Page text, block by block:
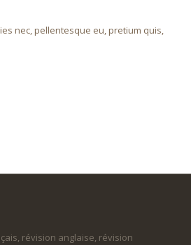
nec, pellentesque eu, pretium quis,
révision anglaise, révision